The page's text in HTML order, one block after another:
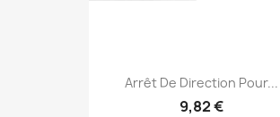
Arrêt De Direction Pour...
9,82 €